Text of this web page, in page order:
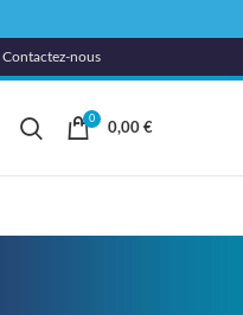
Contactez-nous
0
0,00 €